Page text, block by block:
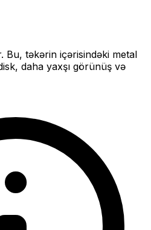
Bu, təkərin içərisindəki metal
daha yaxşı görünüş və